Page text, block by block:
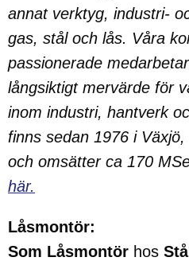
annat verktyg, industri-
gas, stål och lås. Våra
passionerade
långsiktigt mervärde för
inom industri, hantverk
finns sedan 1976 i
och omsätter ca 170
här.
Låsmontör:
Som Låsmontör hos